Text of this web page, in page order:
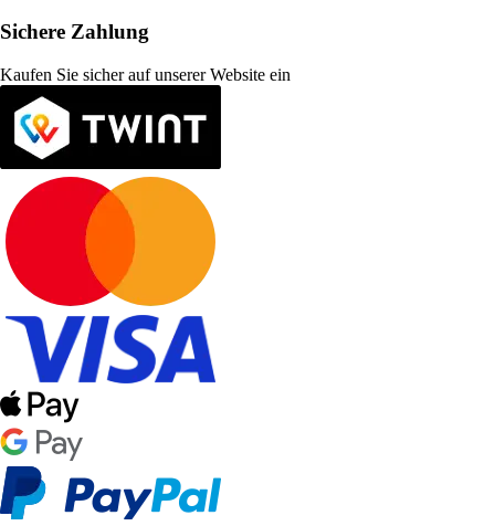
Sichere Zahlung
Kaufen Sie sicher auf unserer Website ein